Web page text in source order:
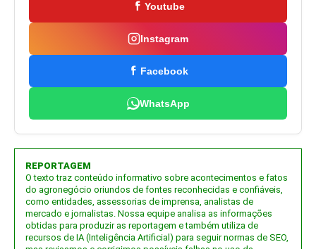
Youtube
Instagram
Facebook
WhatsApp
REPORTAGEM
O texto traz conteúdo informativo sobre acontecimentos e fatos
do agronegócio oriundos de fontes reconhecidas e confiáveis,
como entidades, assessorias de imprensa, analistas de
mercado e jornalistas. Nossa equipe analisa as informações
obtidas para produzir as reportagem e também utiliza de
recursos de IA (Inteligência Artificial) para seguir normas de SEO,